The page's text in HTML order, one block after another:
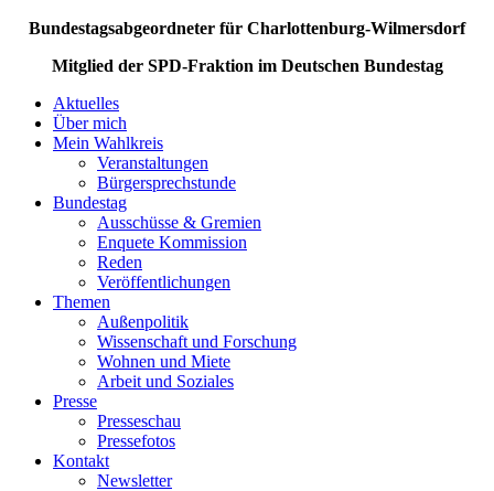
Bundestagsabgeordneter für Charlottenburg-Wilmersdorf
Mitglied der SPD-Fraktion im Deutschen Bundestag
Aktuelles
Über mich
Mein Wahlkreis
Veranstaltungen
Bürgersprechstunde
Bundestag
Ausschüsse & Gremien
Enquete Kommission
Reden
Veröffentlichungen
Themen
Außenpolitik
Wissenschaft und Forschung
Wohnen und Miete
Arbeit und Soziales
Presse
Presseschau
Pressefotos
Kontakt
Newsletter